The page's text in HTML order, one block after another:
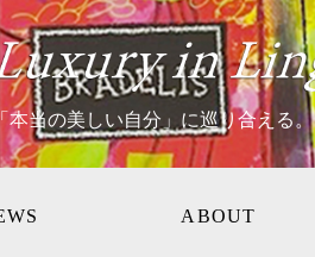
本当の美しい自分」に巡り合える。
ABOUT